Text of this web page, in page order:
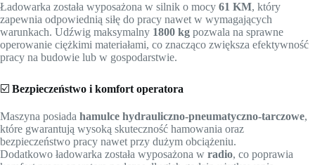
Ładowarka została wyposażona w silnik o mocy 61 KM, który
zapewnia odpowiednią siłę do pracy nawet w wymagających
warunkach. Udźwig maksymalny 1800 kg pozwala na sprawne
operowanie ciężkimi materiałami, co znacząco zwiększa efektywność
pracy na budowie lub w gospodarstwie.
☑️ Bezpieczeństwo i komfort operatora
Maszyna posiada hamulce hydrauliczno-pneumatyczno-tarczowe,
które gwarantują wysoką skuteczność hamowania oraz
bezpieczeństwo pracy nawet przy dużym obciążeniu.
Dodatkowo ładowarka została wyposażona w radio, co poprawia